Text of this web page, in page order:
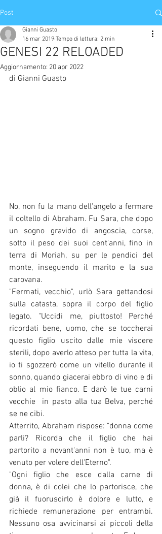
Post
GENESI 22 RELOADED
Gianni Guasto
16 mar 2019 Tempo di lettura: 2 min
Aggiornamento: 20 apr 2022
di Gianni Guasto
No, non fu la mano dell'angelo a fermare
il coltello di Abraham. Fu Sara, che dopo
un sogno gravido di angoscia, corse,
sotto il peso dei suoi cent'anni, fino in
terra di Moriah, su per le pendici del
monte, inseguendo il marito e la sua
carovana.
"Fermati, vecchio", urlò Sara gettandosi
sulla catasta, sopra il corpo del figlio
legato. "Uccidi me, piuttosto! Perché
ricordati bene, uomo, che se toccherai
questo figlio uscito dalle mie viscere
sterili, dopo averlo atteso per tutta la vita,
io ti sgozzerò come un vitello durante il
sonno, quando giacerai ebbro di vino e di
oblio al mio fianco. E darò le tue carni
vecchie  in pasto alla tua Belva, perché
se ne cibi.
Atterrito, Abraham rispose: "donna come
parli? Ricorda che il figlio che hai
partorito a novant'anni non è tuo, ma è
venuto per volere dell'Eterno".
"Ogni figlio che esce dalla carne di
donna, è di colei che lo partorisce, che
già il fuoruscirlo è dolore e lutto, e
richiede remunerazione per entrambi.
Nessuno osa avvicinarsi ai piccoli della